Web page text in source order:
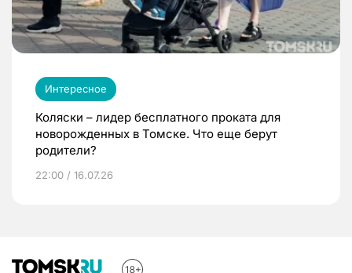
Интересное
Коляски – лидер бесплатного проката для
новорожденных в Томске. Что еще берут
родители?
22:00 / 16.07.26